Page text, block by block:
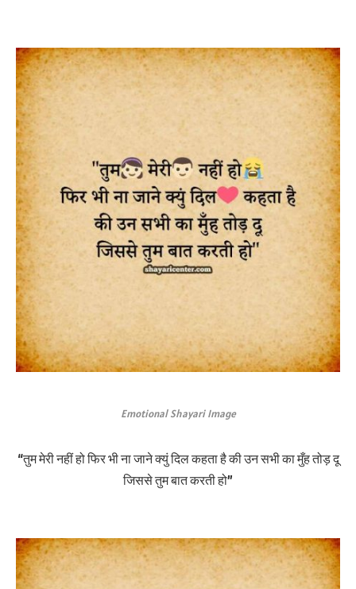
Emotional Shayari Image
“तुम मेरी नहीं हो फिर भी ना जाने क्युं दिल कहता है की उन सभी का मुँह तोड़ दू
जिससे तुम बात करती हो”